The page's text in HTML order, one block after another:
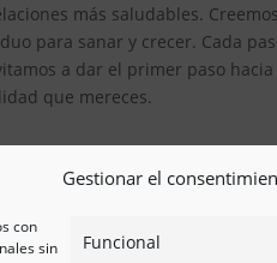
Gestionar el
con
sin
Funcional
más saludables.
para sanar y crecer. Cada
a dar el primer paso
que mereces.